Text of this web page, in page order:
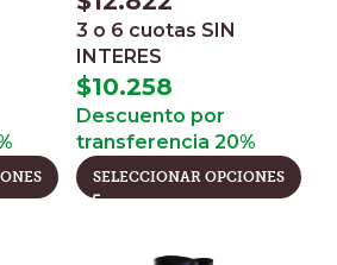
3 o 6 cuotas SIN
INTERES
$10.258
Descuento por
transferencia 20%
SELECCIONAR OPCIONES